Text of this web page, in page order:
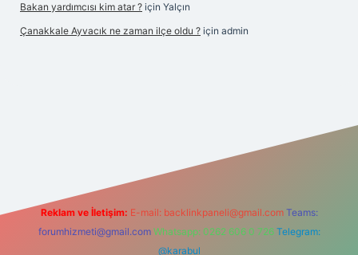
Bakan yardımcısı kim atar ? için Yalçın
Çanakkale Ayvacık ne zaman ilçe oldu ? için admin
Reklam ve İletişim: E-mail: backlinkpaneli@gmail.com Teams:
forumhizmeti@gmail.com Whatsapp: 0262 606 0 726 Telegram:
@karabul